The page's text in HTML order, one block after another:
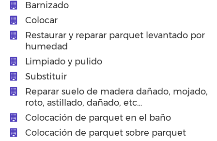
Barnizado
Colocar
Restaurar y reparar parquet levantado por
humedad
Limpiado y pulido
Substituir
Reparar suelo de madera dañado, mojado,
roto, astillado, dañado, etc…
Colocación de parquet en el baño
Colocación de parquet sobre parquet